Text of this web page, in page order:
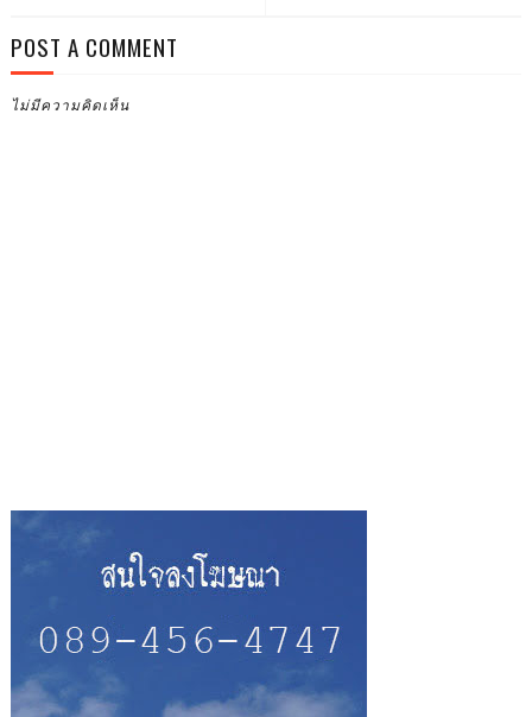
POST A COMMENT
ไม่มีความคิดเห็น